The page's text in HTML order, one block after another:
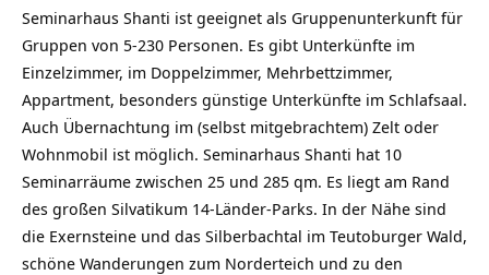
Seminarhaus Shanti ist geeignet als Gruppenunterkunft für
Gruppen von 5-230 Personen. Es gibt Unterkünfte im
Einzelzimmer, im Doppelzimmer, Mehrbettzimmer,
Appartment, besonders günstige Unterkünfte im Schlafsaal.
Auch Übernachtung im (selbst mitgebrachtem) Zelt oder
Wohnmobil ist möglich. Seminarhaus Shanti hat 10
Seminarräume zwischen 25 und 285 qm. Es liegt am Rand
des großen Silvatikum 14-Länder-Parks. In der Nähe sind
die Exernsteine und das Silberbachtal im Teutoburger Wald,
schöne Wanderungen zum Norderteich und zu den